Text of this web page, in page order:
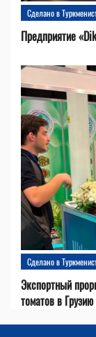
Сделано в
Предприятие
Сделано в
Экспортный
томатов в Грузию